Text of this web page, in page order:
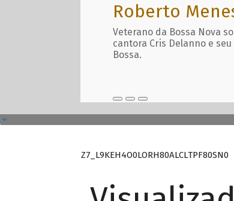
Roberto
Veterano da Bossa Nova
cantora Cris Delanno e
Bossa.
Z7_L9KEH4O0LORH80ALCLTPF80SN0